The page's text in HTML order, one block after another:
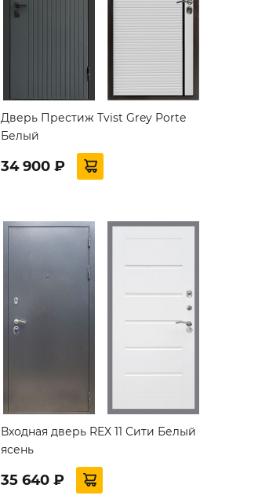
Дверь Престиж Tvist Grey Porte
Белый
34 900 ₽
Входная дверь REX 11 Сити Белый
ясень
35 640 ₽